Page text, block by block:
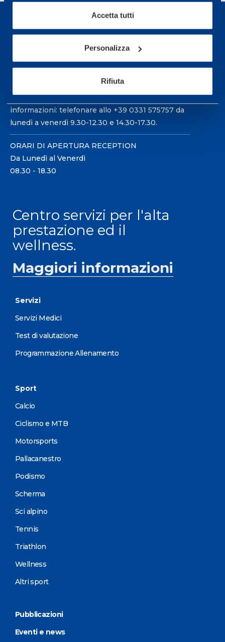
Accetta tutti
Personalizza
Rifiuta
Sport Service Mapei S.r.l. - Via Busto Fagnano 38,
Per prenotare una visita o avere ulteriori
informazioni: telefonare allo +39 0331 575757 da
lunedì a venerdì 9.30-12.30 e 14.30-17.30.
ORARI DI APERTURA RECEPTION
Da Lunedì al Venerdì
08.30 - 18.30
Centro servizi per l'alta
prestazione ed il
wellness.
Maggiori informazioni
Servizi
Servizi Medici
Test di valutazione
Programmazione Allenamento
Sport
Calcio
Ciclismo e MTB
Motorsports
Pallacanestro
Podismo
Scherma
Sci alpino
Tennis
Triathlon
Wellness
Altri sport
Pubblicazioni
Eventi e news